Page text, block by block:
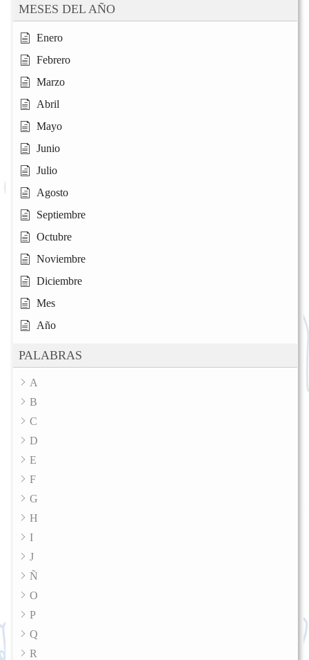
MESES DEL AÑO
Enero
Febrero
Marzo
Abril
Mayo
Junio
Julio
Agosto
Septiembre
Octubre
Noviembre
Diciembre
Mes
Año
PALABRAS
A
B
C
D
E
F
G
H
I
J
Ñ
O
P
Q
R